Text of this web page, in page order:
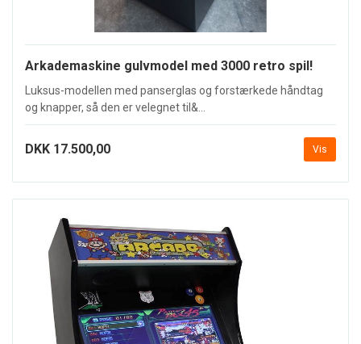
Arkademaskine gulvmodel med 3000 retro spil!
Luksus-modellen med panserglas og forstærkede håndtag
og knapper, så den er velegnet til&...
DKK 17.500,00 Vis